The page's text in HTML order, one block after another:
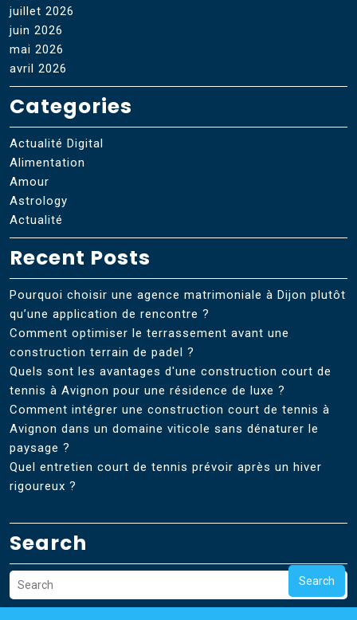
juillet 2026
juin 2026
mai 2026
avril 2026
Categories
Actualité Digital
Alimentation
Amour
Astrology
Actualité
Recent Posts
Pourquoi choisir une agence matrimoniale à Dijon plutôt
qu’une application de rencontre ?
Comment optimiser le terrassement avant une
construction terrain de padel ?
Quels sont les avantages d'une construction court de
tennis à Avignon pour une résidence de luxe ?
Comment intégrer une construction court de tennis à
Avignon dans un domaine viticole sans dénaturer le
paysage ?
Quel entretien court de tennis prévoir après un hiver
rigoureux ?
Search
Search